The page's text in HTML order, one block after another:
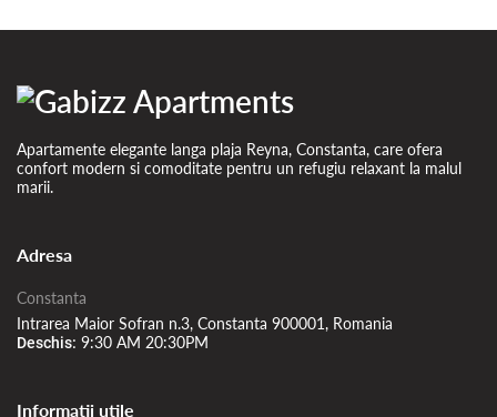
Apartamente elegante langa plaja Reyna, Constanta, care ofera
confort modern si comoditate pentru un refugiu relaxant la malul
marii.
Adresa
Constanta
Intrarea Maior Sofran n.3, Constanta 900001, Romania
Deschis: 9:30 AM 20:30PM
Informatii utile